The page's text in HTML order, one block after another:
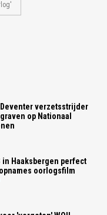
verzetsstrijder
op Nationaal
in Haaksbergen perfect
oorlogsfilm